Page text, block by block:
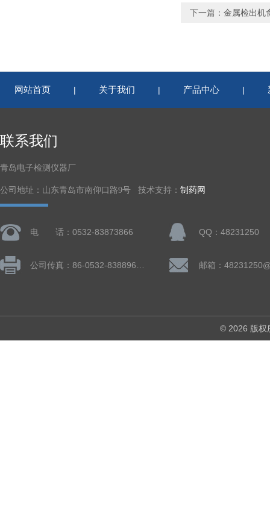
下一篇： 金属检出机
网站首页 | 关于我们 | 产品中心 |
联系我们
青岛电子检测仪器厂
公司地址：山东青岛市南仰口路9号 技术支持： 制药网
电 话：0532-83873866 QQ：48231250
邮箱：
© 2026 版